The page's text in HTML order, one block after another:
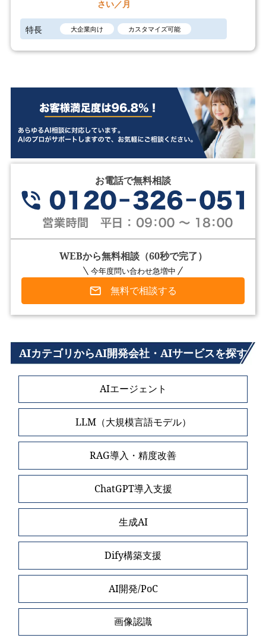
さい／月
特長 大企業向け カスタマイズ可能
お電話で無料相談
WEBから無料相談（60秒で完了）
今年度問い合わせ急増中
無料で相談する
AIカテゴリからAI開発会社・AIサービスを探す
AIエージェント
LLM（大規模言語モデル）
RAG導入・精度改善
ChatGPT導入支援
生成AI
Dify構築支援
AI開発/PoC
画像認識